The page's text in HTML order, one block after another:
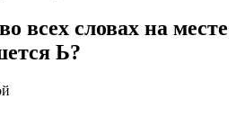
всех словах на месте
Ь?